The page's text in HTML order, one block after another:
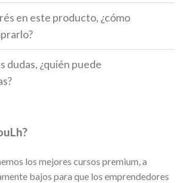
en este producto, ¿cómo
dudas, ¿quién puede
los mejores cursos premium, a
bajos para que los emprendedores